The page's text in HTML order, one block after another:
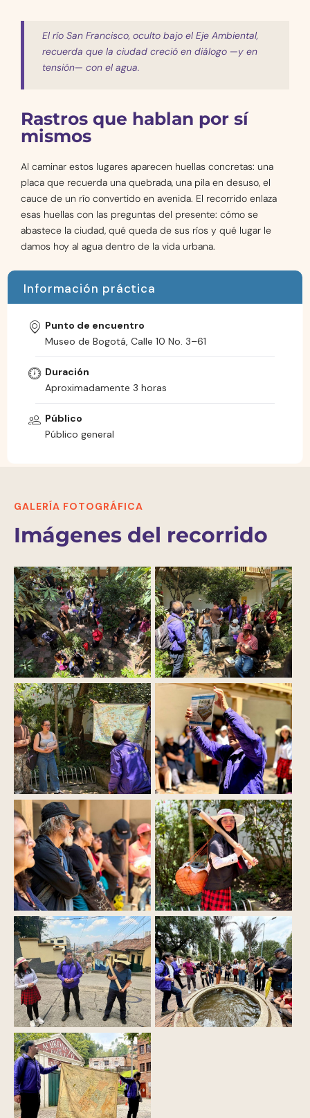
El río San Francisco, oculto bajo el Eje Ambiental,
recuerda que la ciudad creció en diálogo —y en
tensión— con el agua.
Rastros que hablan por sí
mismos
Al caminar estos lugares aparecen huellas concretas: una
placa que recuerda una quebrada, una pila en desuso, el
cauce de un río convertido en avenida. El recorrido enlaza
esas huellas con las preguntas del presente: cómo se
abastece la ciudad, qué queda de sus ríos y qué lugar le
damos hoy al agua dentro de la vida urbana.
Información práctica
Punto de encuentro
Museo de Bogotá, Calle 10 No. 3–61
Duración
Aproximadamente 3 horas
Público
Público general
GALERÍA FOTOGRÁFICA
Imágenes del recorrido